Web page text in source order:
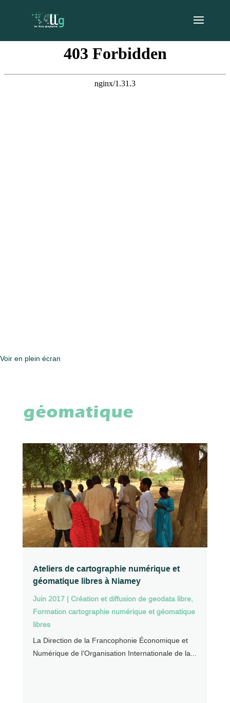
Voir en plein écran
géomatique
Ateliers de cartographie numérique et
géomatique libres à Niamey
Juin 2017| Création et diffusion de geodata libre,
Formation cartographie numérique et géomatique
libres
La Direction de la Francophonie Économique et
Numérique de l’Organisation Internationale de la...